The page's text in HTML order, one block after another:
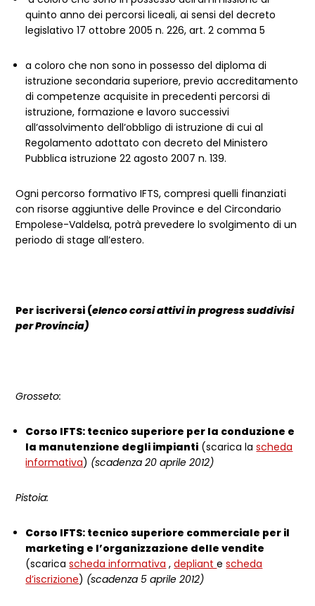
quinto anno dei percorsi liceali, ai sensi del decreto
legislativo 17 ottobre 2005 n. 226, art. 2 comma 5
a coloro che non sono in possesso del diploma di
istruzione secondaria superiore, previo accreditamento
di competenze acquisite in precedenti percorsi di
istruzione, formazione e lavoro successivi
all’assolvimento dell’obbligo di istruzione di cui al
Regolamento adottato con decreto del Ministero
Pubblica istruzione 22 agosto 2007 n. 139.
Ogni percorso formativo IFTS, compresi quelli finanziati
con risorse aggiuntive delle Province e del Circondario
Empolese-Valdelsa, potrà prevedere lo svolgimento di un
periodo di stage all’estero.
Per iscriversi (elenco corsi attivi in progress suddivisi
per Provincia)
Grosseto:
Corso IFTS: tecnico superiore per la conduzione e
la manutenzione degli impianti (scarica lascheda
informativa) (scadenza 20 aprile 2012)
Pistoia:
Corso IFTS: tecnico superiore commerciale per il
marketing e l’organizzazione delle vendite
(scaricascheda informativa ,depliantescheda
d’iscrizione) (scadenza 5 aprile 2012)